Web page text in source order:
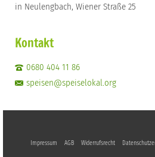
in Neulengbach, Wiener Straße 25
Kontakt
0680 404 11 86
speisen@speiselokal.org
Impressum AGB Widerrufsrecht